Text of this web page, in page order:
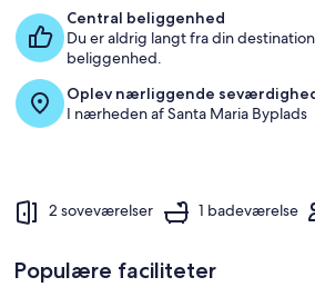
Central beliggenhed
Du er aldrig langt fra din
beliggenhed.
Oplev nærliggende
I nærheden af Santa Maria Byplads
2 soveværelser 1 badeværelse
Populære faciliteter